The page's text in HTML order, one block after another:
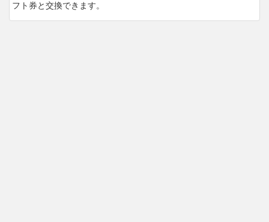
フト券と交換できます。